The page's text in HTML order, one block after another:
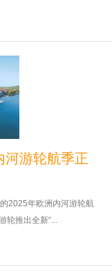
河游轮航季正
2025年欧洲内河游轮航
轮推出全新“...